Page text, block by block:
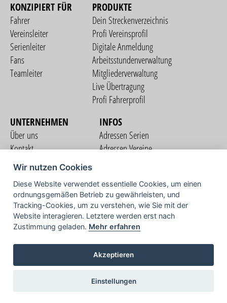
KONZIPIERT FÜR
Fahrer
Vereinsleiter
Serienleiter
Fans
Teamleiter
PRODUKTE
Dein Streckenverzeichnis
Profi Vereinsprofil
Digitale Anmeldung
Arbeitsstundenverwaltung
Mitgliederverwaltung
Live Übertragung
Profi Fahrerprofil
UNTERNEHMEN
Über uns
Kontakt
Nutzungsbedingungen
Datenschutzerklärung
Impressum
INFOS
Adressen Serien
Adressen Vereine
COMMUNITY
TV
Wir nutzen Cookies
Diese Website verwendet essentielle Cookies, um einen
ordnungsgemäßen Betrieb zu gewährleisten, und
Tracking-Cookies, um zu verstehen, wie Sie mit der
Website interagieren. Letztere werden erst nach
Zustimmung geladen. Mehr erfahren
Akzeptieren
Einstellungen